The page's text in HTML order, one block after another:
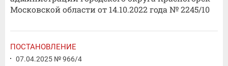
Московской области от 14.10.2022 года № 2245/10
ПОСТАНОВЛЕНИЕ
07.04.2025 № 966/4